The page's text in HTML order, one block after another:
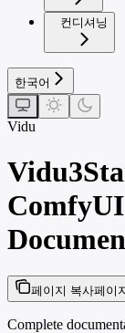
컨디셔닝
한국어
Vidu
페이지 복사페이
Complete